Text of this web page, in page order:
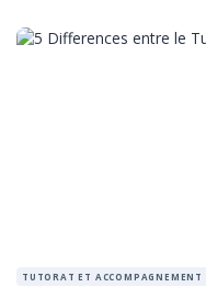
TUTORAT ET ACCOMPAGNEMENT